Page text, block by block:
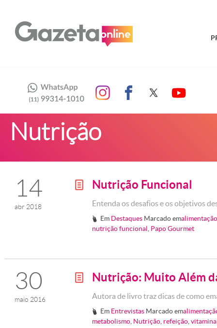
Nutrição
14
abr 2018
g Nutrição Funcional
Entenda os desafios e os objetivos
# Em Destaques Marcado em
nutrição funcional Papo Gourmet
30
maio 2016
g Nutrição: Muito Além
Autora de livro traz dicas de como
# Em Entrevistas Marcado em
metabolismo Nutrição refeição